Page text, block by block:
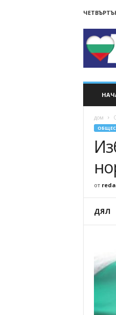
дом
от
ДЯЛ